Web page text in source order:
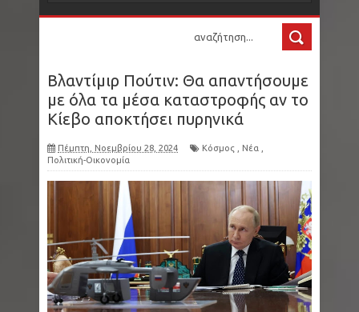
Μεξικό: Influencer εκτελέστηκε «σε ζωντανή
μετάδοση» την ώρα που έκανε live στο Tiktok
Ιός του Δυτικού Νείλου: 33 περιοχές σε
συναγερμό - Οι 25 στην Αττική - Ξεκινάνε
ψεκασμοί
Κολομβία: Εν ψυχρώ δολοφονία ζευγαριού σε
μπαρ - Η γυναίκα προσπάθησε να
προστατεύσει τον άνδρα της - Ήταν γονείς
6χρονου κοριτσιού
Βλαντίμιρ Πούτιν: Θα απαντήσουμε
με όλα τα μέσα καταστροφής αν το
Κίεβο αποκτήσει πυρηνικά
Πέμπτη, Νοεμβρίου 28, 2024 Κόσμος Νέα
Πολιτική-Οικονομία